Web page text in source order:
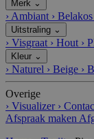
Merk ⌄
› Ambiant › Belakos
Uitstraling ⌄
› Visgraat › Hout ›
Kleur ⌄
› Naturel › Beige ›
Overige
› Visualizer ›
Afspraak maken